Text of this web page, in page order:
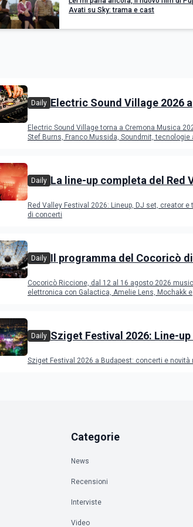
Avati su Sky: trama e cast
Daily Electric Sound Village 2026 a
Young Band Contest, il
Electric Sound Village torna a Cremona Musica
Stef Burns, Franco Mussida, Soundmit, tecnologie
Daily La line-up completa del Red
Red Valley Festival 2026: Lineup, DJ set, creator e
di concerti
Daily Il programma del Cocoricò di
Cocoricò Riccione, dal 12 al 16 agosto 2026
elettronica con Galactica, Amelie Lens, Mochakk e
Daily Sziget Festival 2026: Line-up
Sziget Festival 2026 a Budapest: concerti e novità
Categorie
News
Recensioni
Interviste
Video